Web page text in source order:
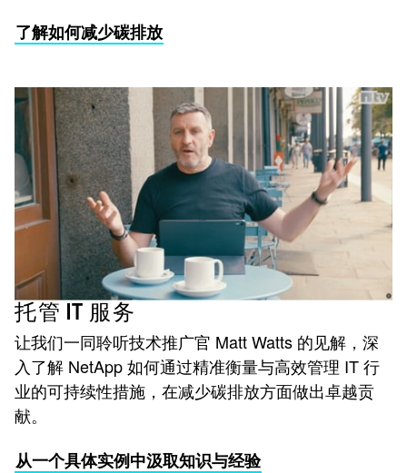
了解如何减少碳排放
托管 IT 服务
让我们一同聆听技术推广官 Matt Watts 的见解，深
入了解 NetApp 如何通过精准衡量与高效管理 IT 行
业的可持续性措施，在减少碳排放方面做出卓越贡
献。
从一个具体实例中汲取知识与经验